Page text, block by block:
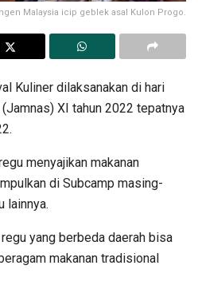
Malaysia icip geblek asal Kulon Progo.
Kuliner dilaksanakan di hari
XI tahun 2022 tepatnya
menyajikan makanan
di Subcamp masing-
lainnya.
yang berbeda daerah bisa
makanan tradisional